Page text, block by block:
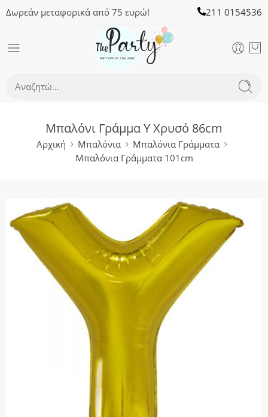
Δωρεάν μεταφορικά από 75 ευρώ! 211 0154536
Μπαλόνι Γράμμα Y Χρυσό 86cm
Αρχική Μπαλόνια
Μπαλόνια Γράμματα
Μπαλόνια Γράμματα 101cm